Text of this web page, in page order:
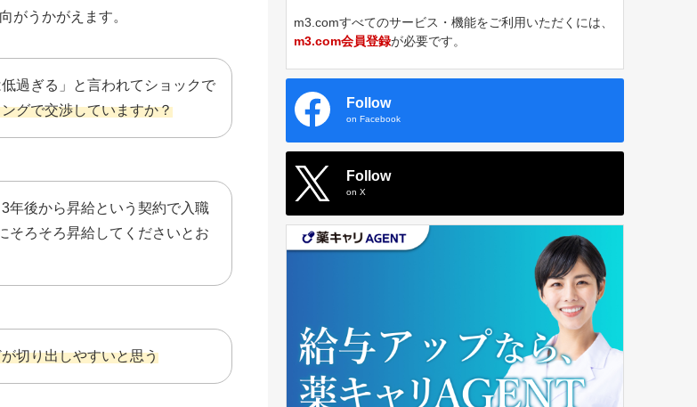
がうかがえます。
過ぎる」と言われてショックで
グで交渉していますか？
年後から昇給という契約で入職
そろそろ昇給してくださいとお
切り出しやすいと思う
m3.comすべてのサービス・機能をご利用いただくには、
m3.com会員登録が必要です。
Follow
on Facebook
Follow
on X